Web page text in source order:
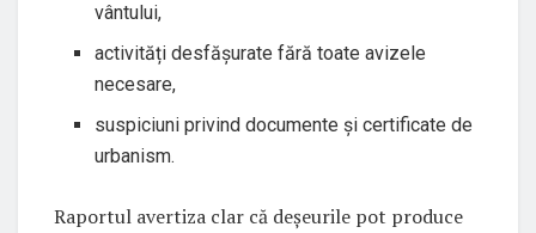
vântului,
activități desfășurate fără toate avizele
necesare,
suspiciuni privind documente și certificate de
urbanism.
Raportul avertiza clar că deșeurile pot produce